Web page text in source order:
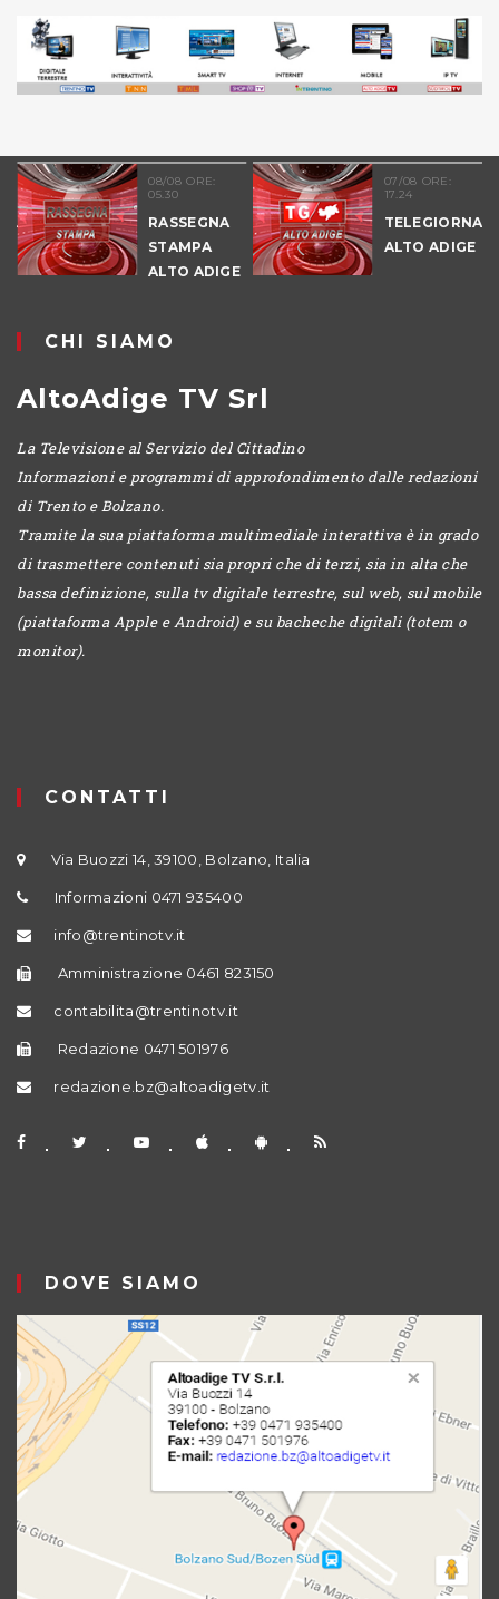
08/08 ORE:
05.30
RASSEGNA
STAMPA
ALTO ADIGE
07/08 ORE:
17.24
TELEGIORNALE
ALTO ADIGE
CHI SIAMO
AltoAdige TV Srl
La Televisione al Servizio del Cittadino
Informazioni e programmi di approfondimento dalle redazioni
di Trento e Bolzano.
Tramite la sua piattaforma multimediale interattiva è in grado
di trasmettere contenuti sia propri che di terzi, sia in alta che
bassa definizione, sulla tv digitale terrestre, sul web, sul mobile
(piattaforma Apple e Android) e su bacheche digitali (totem o
monitor).
CONTATTI
Via Buozzi 14, 39100, Bolzano, Italia
Informazioni 0471 935400
info@trentinotv.it
Amministrazione 0461 823150
contabilita@trentinotv.it
Redazione 0471 501976
redazione.bz@altoadigetv.it
DOVE SIAMO